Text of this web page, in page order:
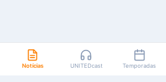
Notícias UNITEDcast Temporadas